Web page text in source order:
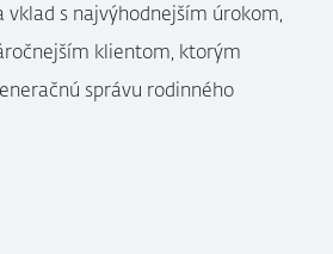
vklad s najvýhodnejším úrokom,
klientom, ktorým
správu rodinného